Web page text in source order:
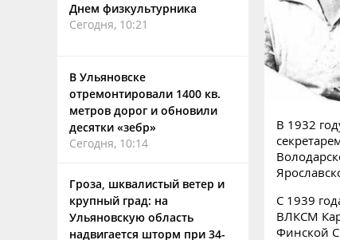
Днем физкультурника
Сегодня, 10:21
В Ульяновске
отремонтировали 1400 кв.
метров дорог и обновили
десятки «зебр»
Сегодня, 10:14
Гроза, шквалистый ветер и
крупный град: на
Ульяновскую область
надвигается шторм при 34-
В 1932
С 1939
ВЛКСМ
Финской